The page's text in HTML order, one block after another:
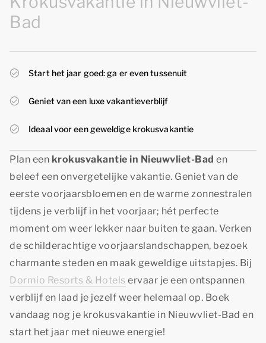
Bad
Start het jaar goed: ga er even tussenuit
Geniet van een luxe vakantieverblijf
Ideaal voor een geweldige krokusvakantie
Plan een krokusvakantie in Nieuwvliet-Bad en
beleef een onvergetelijke vakantie. Geniet van de
eerste voorjaarsbloemen en de warme zonnestralen
tijdens je verblijf in het voorjaar; hét perfecte
moment om weer lekker naar buiten te gaan. Verken
de schilderachtige voorjaarslandschappen, bezoek
charmante steden en maak geweldige uitstapjes. Bij
Dormio Resorts & Hotels ervaar je een ontspannen
verblijf en laad je jezelf weer helemaal op. Boek
vandaag nog je krokusvakantie in Nieuwvliet-Bad en
start het jaar met nieuwe energie!